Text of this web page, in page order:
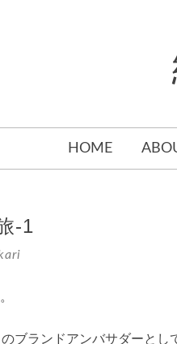
HOME
-1
ブランドアンバサダーと